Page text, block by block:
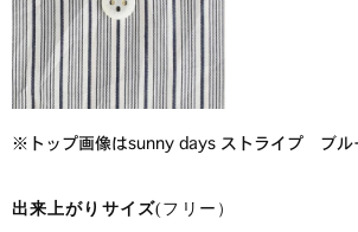
※トップ画像はsunny days ストライプ ブル
出来上がりサイズ(フリー）